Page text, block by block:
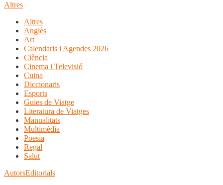
Altres
Altres
Anglès
Art
Calendaris i Agendes 2026
Ciència
Cinema i Televisió
Cuina
Diccionaris
Esports
Guies de Viatge
Literatura de Viatges
Manualitats
Multimèdia
Poesia
Regal
Salut
AutorsEditorials